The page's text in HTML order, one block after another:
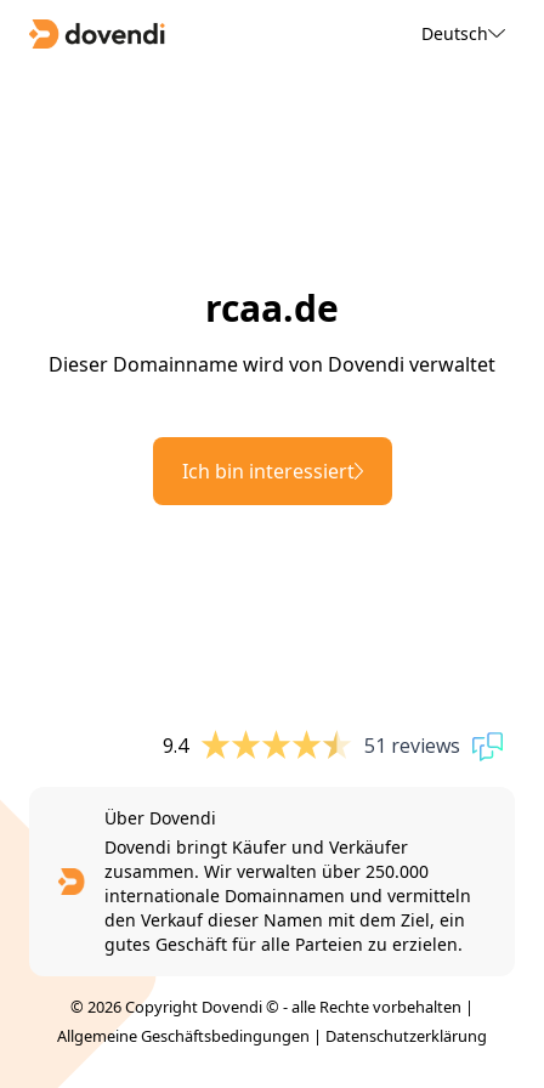
Deutsch
rcaa.de
Dieser Domainname wird von Dovendi verwaltet
Ich bin interessiert
9.4 51 reviews
Über Dovendi
Dovendi bringt Käufer und Verkäufer
zusammen. Wir verwalten über 250.000
internationale Domainnamen und vermitteln
den Verkauf dieser Namen mit dem Ziel, ein
gutes Geschäft für alle Parteien zu erzielen.
© 2026 Copyright Dovendi © - alle Rechte vorbehalten |
Allgemeine Geschäftsbedingungen | Datenschutzerklärung